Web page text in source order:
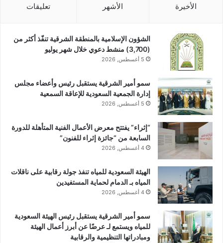
الأخيرة الأشهر تعليقات
الشؤون الإسلامية بالمنطقة الشرقية تنفّذ أكثر من
(3,700) منشط دعوي خلال شهر يوليو
5 أغسطس, 2026
سمو أمير الشرقية يستقبل رئيس وأعضاء مجلس
إدارة الجمعية السعودية للإعاقة السمعية
5 أغسطس, 2026
“إثراء” يفتتح معرض الأعمال الفنية المتأهلة للدورة
السابعة من “جائزة إثراء للفنون”
4 أغسطس, 2026
الهيئة السعودية للمياه تنفذ جولة رقابية على ناقلات
المياه بـ الدمام لحماية المستفيدين
4 أغسطس, 2026
سمو أمير الشرقية يستقبل رئيس الهيئة السعودية
للمياه ويستمع لـ عرضًا عن أبرز أعمال الهيئة
ومبادراتها التنظيمية والرقابية